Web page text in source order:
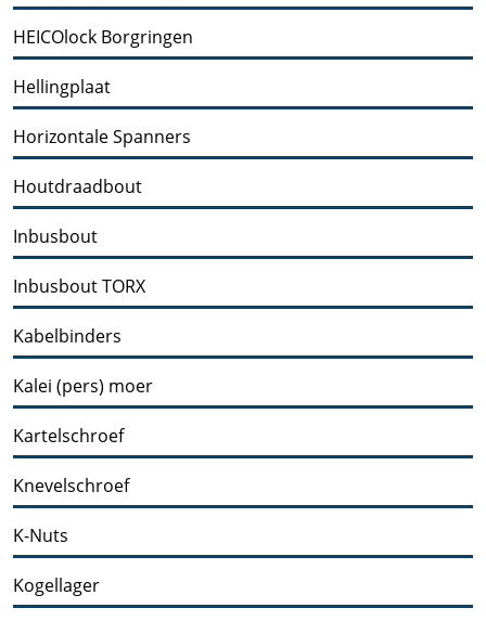
HEICOlock Borgringen
Hellingplaat
Horizontale Spanners
Houtdraadbout
Inbusbout
Inbusbout TORX
Kabelbinders
Kalei (pers) moer
Kartelschroef
Knevelschroef
K-Nuts
Kogellager